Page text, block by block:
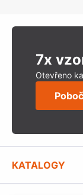
7x
Otevřeno
KATALOGY